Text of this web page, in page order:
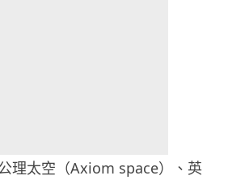
理太空（Axiom space）、英